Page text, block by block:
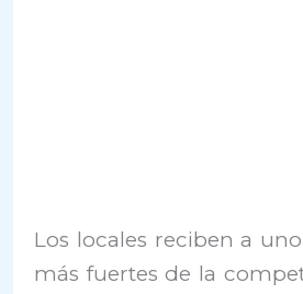
Los locales reciben a
más fuertes de la